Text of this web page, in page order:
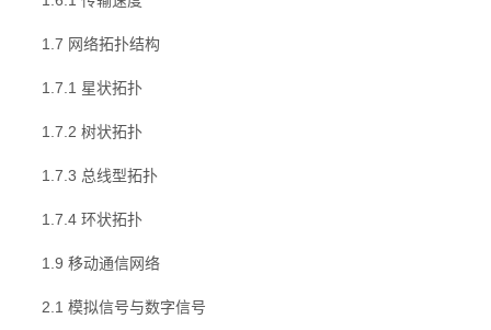
1.7 网络拓扑结构
1.7.1 星状拓扑
1.7.2 树状拓扑
1.7.3 总线型拓扑
1.7.4 环状拓扑
1.9 移动通信网络
2.1 模拟信号与数字信号